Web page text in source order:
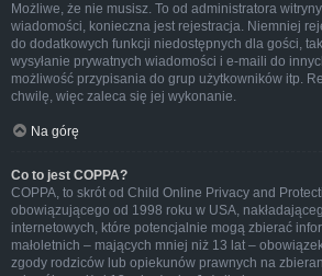
Możliwe, że nie musisz. To od administratora
wiadomości, konieczna jest rejestracja. Niemniej
do dodatkowych funkcji niedostępnych dla gości,
wysyłanie prywatnych wiadomości i e-maili do
możliwość przypisania do grup użytkowników itp.
chwilę, więc zaleca się jej wykonanie.
Na górę
Co to jest COPPA?
COPPA, to skrót od Child Online Privacy and
obowiązującego od 1998 roku w USA,
internetowych, które potencjalnie mogą zbierać
małoletnich – mających mniej niż 13 lat –
zgody rodziców lub opiekunów prawnych na